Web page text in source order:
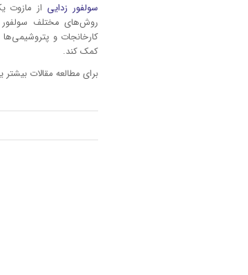
سولفور زدایی از مازوت
روش‌های مختلف سولفور
کارخانجات و
کمک کند.
برای مطالعه مقالات